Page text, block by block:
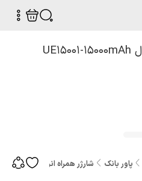
پاور بانک شارژر همراه انرجایزر مدل UE15001-15000mAh